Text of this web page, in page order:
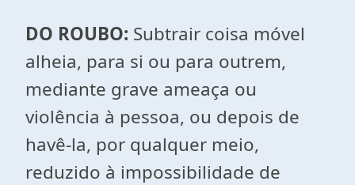
DO ROUBO: Subtrair coisa móvel
alheia, para si ou para outrem,
mediante grave ameaça ou
violência à pessoa, ou depois de
havê-la, por qualquer meio,
reduzido à impossibilidade de